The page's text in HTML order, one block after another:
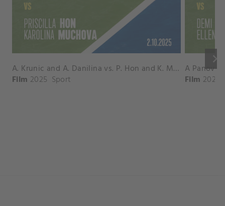
keyboard_arrow_right
A. Krunic and A. Danilina vs. P. Hon and K. Muchova Match Highlights - BEIJING_Capital Group Diamond ( October 02, 2025)
Film 2025 Sport Film 2026